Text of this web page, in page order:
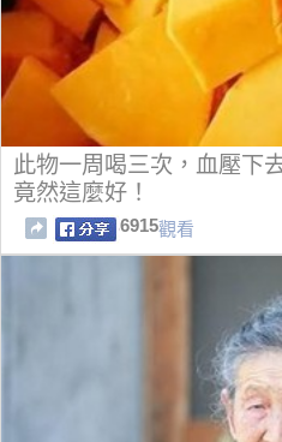
此物一周喝三次，血壓下
竟然這麼好！
6915觀看